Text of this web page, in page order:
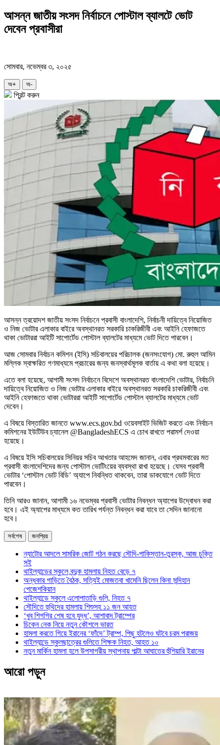
আসন্ন জাতীয় সংসদ নির্বাচনে পোস্টাল ব্যালটে ভোট
দেবেন প্রবাসীরা
সোমবার, নভেম্বর ৩, ২০২৫
অ+ অ-
প্রিন্ট করুন
আসন্ন ত্রয়োদশ জাতীয় সংসদ নির্বাচনে প্রবাসী বাংলাদেশি, নির্বাচনী দায়িত্বে নিয়োজিত
ও নিজ ভোটার এলাকার বাইরে অবস্থানরত সরকারি চাকরিজীবী এবং আইনি হেফাজতে
থাকা ভোটাররা আইটি সাপোর্টেড পোস্টাল ব্যালটের মাধ্যমে ভোট দিতে পারবেন।
আজ সোমবার নির্বাচন কমিশন (ইসি) সচিবালয়ের পরিচালক (জনসংযোগ) মো. রুহুল আমিন
মল্লিক স্বাক্ষরিত গণমাধ্যমে প্রচারের জন্য জনস্বার্থমূলক বার্তায় এ কথা বলা হয়েছে।
এতে বলা হয়েছে, আগামী সংসদ নির্বাচনে বিদেশে অবস্থানরত বাংলাদেশি ভোটার, নির্বাচনি
দায়িত্বে নিয়োজিত ও নিজ ভোটার এলাকার বাইরে অবস্থানরত সরকারি চাকরিজীবী এবং
আইনি হেফাজতে থাকা ভোটাররা আইটি সাপোর্টেড পোস্টাল ব্যালটের মাধ্যমে ভোট
দেবেন।
এ বিষয়ে বিস্তারিত জানতে www.ecs.gov.bd ওয়েবসাইট ভিজিট করতে এবং নির্বাচন
কমিশনের ইউটিউব চ্যানেল @BangladeshECS এ চোখ রাখতে পরামর্শ দেওয়া
হয়েছে।
এ বিষয়ে ইসি সচিবালয়ের সিনিয়র সচিব আখতার আহমেদ জানান, এবার প্রথমবারের মত
প্রবাসী বাংলাদেশিদের জন্য পোস্টাল ভোটিংয়ের ব্যবস্থা রাখা হয়েছে। যেসব প্রবাসী
ভোটার ‘পোস্টাল ভোট বিডি’ অ্যাপে নিবন্ধিত থাকবেন, তারা ডাকযোগে ভোট দিতে
পারবেন।
তিনি আরও জানান, আগামী ১৬ নভেম্বর প্রবাসী ভোটার নিবন্ধন অ্যাপের উদ্বোধন করা
হবে। এই অ্যাপের মাধ্যমে কত তারিখ পর্যন্ত নিবন্ধন করা যাবে তা সেদিন জানানো
হবে।
সর্বশেষ জনপ্রিয়
ন্যাটোর আদলে সামরিক জোট গঠন করছে সৌদি-পাকিস্তান-তুরস্ক, আজ চুক্তি
সই
থাইল্যান্ডের স্কুলে বন্দুক হামলায় নিহত বেড়ে ৭
অন্ধকার গাড়িতে বৈঠক, সত্যিই মোজতবা খামেনি ছিলেন কিনা সন্দিহান
পেজেশকিয়ান
থাইল্যান্ডে স্কুলে এলোপাতাড়ি গুলি, নিহত ৭
সৌদিতে হুথিদের হামলায় শিশুসহ ১১ জন আহত
‘খুব শিগগির শেষ হবে যুদ্ধ’, আশাবাদ ট্রাম্পের
চিকেন নেক নিয়ে নতুন কৌশলে ভারত
হামলা করতে গিয়ে ইরানের ‘ফাঁদে’ ট্রাম্প, পিছু হটলেও ঘটবে চরম পরাজয়
থাইল্যান্ডে স্কুলছাত্রের গুলিতে শিক্ষক নিহত, আহত ১০
নতুন মার্কিন হামলা হলে উপসাগরীয় স্থাপনায় পাল্টা আঘাতের হুঁশিয়ারি ইরানের
আরো পড়ুন